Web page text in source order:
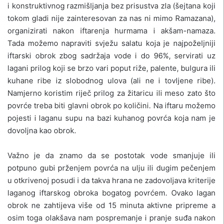
i konstruktivnog razmišljanja bez prisustva zla (šejtana koji
tokom gladi nije zainteresovan za nas ni mimo Ramazana),
organizirati nakon iftarenja hurmama i akšam-namaza.
Tada možemo napraviti svježu salatu koja je najpoželjniji
iftarski obrok zbog sadržaja vode i do 96%, servirati uz
lagani prilog koji se brzo vari poput riže, palente, bulgura ili
kuhane ribe iz slobodnog ulova (ali ne i tovljene ribe).
Namjerno koristim riječ prilog za žitaricu ili meso zato što
povrće treba biti glavni obrok po količini. Na iftaru možemo
pojesti i laganu supu na bazi kuhanog povrća koja nam je
dovoljna kao obrok.
Važno je da znamo da se postotak vode smanjuje ili
potpuno gubi prženjem povrća na ulju ili dugim pečenjem
u otkrivenoj posudi i da takva hrana ne zadovoljava kriterije
laganog iftarskog obroka bogatog povrćem. Ovako lagan
obrok ne zahtijeva više od 15 minuta aktivne pripreme a
osim toga olakšava nam pospremanje i pranje suđa nakon